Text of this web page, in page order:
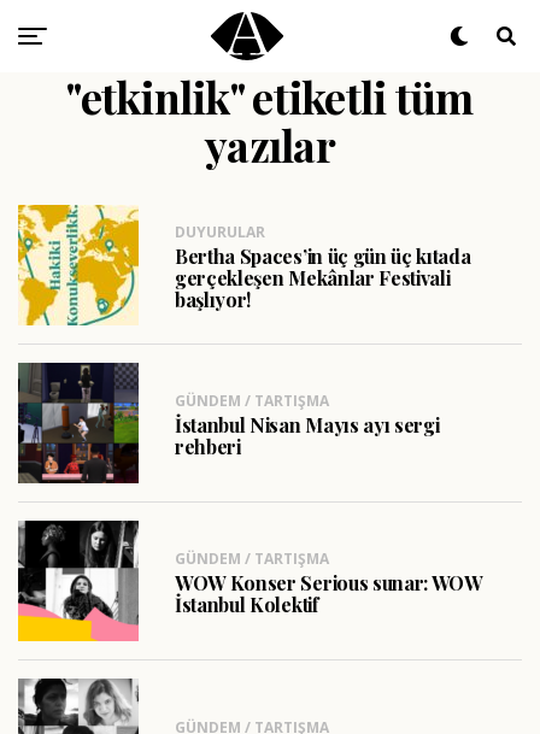
"etkinlik" etiketli tüm
yazılar
DUYURULAR
Bertha Spaces’in üç gün üç kıtada
gerçekleşen Mekânlar Festivali
başlıyor!
GÜNDEM / TARTIŞMA
İstanbul Nisan Mayıs ayı sergi
rehberi
GÜNDEM / TARTIŞMA
WOW Konser Serious sunar: WOW
İstanbul Kolektif
GÜNDEM / TARTIŞMA